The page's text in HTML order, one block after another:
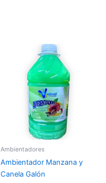
Ambientadores
Ambientador Manzana y
Canela Galón